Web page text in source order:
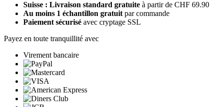
Suisse : Livraison standard gratuite à partir de CHF 69.90
Au moins 1 échantillon gratuit par commande
Paiement sécurisé avec cryptage SSL
Payez en toute tranquillité avec
Virement bancaire